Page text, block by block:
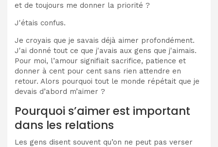
et de toujours me donner la priorité ?
J'étais confus.
Je croyais que je savais déjà aimer profondément.
J'ai donné tout ce que j'avais aux gens que j'aimais.
Pour moi, l’amour signifiait sacrifice, patience et
donner à cent pour cent sans rien attendre en
retour. Alors pourquoi tout le monde répétait que je
devais d’abord m’aimer ?
Pourquoi s’aimer est important
dans les relations
Les gens disent souvent qu’on ne peut pas verser